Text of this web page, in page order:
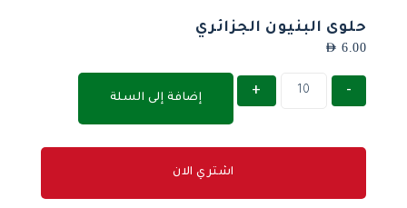
حلوى البنيون الجزائري
AED 6.00
-
+ إضافة إلى السلة
اشتري الان